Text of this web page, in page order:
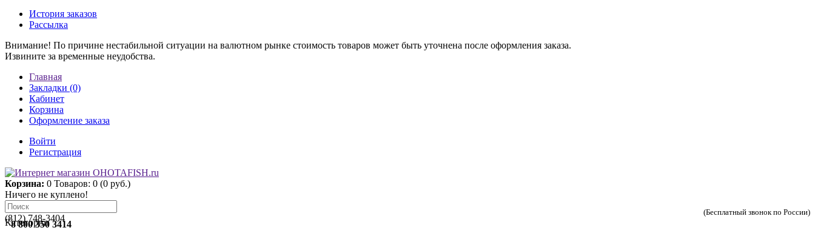
История заказов
Рассылка
Внимание! По причине нестабильной ситуации на валютном рынке стоимость товаров может быть уточнена после оформления заказа.
Извините за временные неудобства.
Главная
Закладки (0)
Кабинет
Корзина
Оформление заказа
Войти
Регистрация
Корзина: 0 Товаров: 0 (0 руб.)
Ничего не куплено!
(812) 748-3404
8 800 350 3414
(Бесплатный звонок по России)
Категории